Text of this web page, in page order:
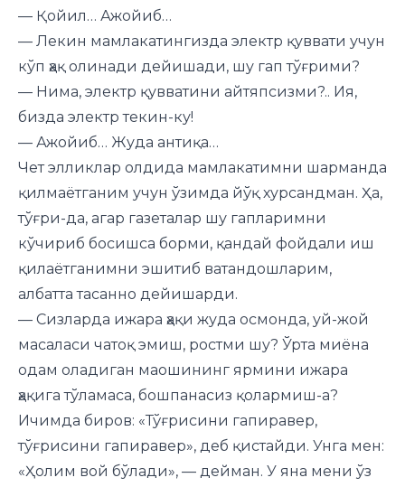
— Қойил… Ажойиб…
— Лекин мамлакатингизда электр қуввати учун
кўп ҳақ олинади дейишади, шу гап тўғрими?
— Нима, электр қувватини айтяпсизми?.. Ия,
бизда электр текин-ку!
— Ажойиб… Жуда антиқа…
Чет элликлар олдида мамлакатимни шарманда
қилмаётганим учун ўзимда йўқ хурсандман. Ҳа,
тўғри-да, агар газеталар шу гапларимни
кўчириб босишса борми, қандай фойдали иш
қилаётганимни эшитиб ватандошларим,
албатта тасанно дейишарди.
— Сизларда ижара ҳақи жуда осмонда, уй-жой
масаласи чатоқ эмиш, ростми шу? Ўрта миёна
одам оладиган маошининг ярмини ижара
ҳақига тўламаса, бошпанасиз қолармиш-а?
Ичимда биров: «Тўғрисини гапиравер,
тўғрисини гапиравер», деб қистайди. Унга мен:
«Ҳолим вой бўлади», — дейман. У яна мени ўз